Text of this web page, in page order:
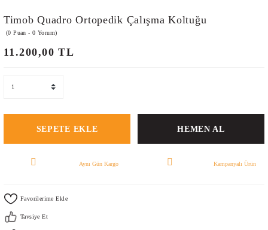
Timob Quadro Ortopedik Çalışma Koltuğu
(0 Puan - 0 Yorum)
11.200,00 TL
SEPETE EKLE HEMEN AL
Aynı Gün Kargo Kampanyalı Ürün
Tavsiye Et